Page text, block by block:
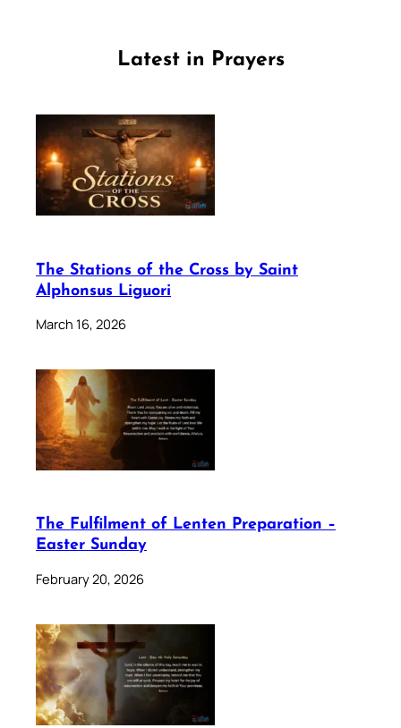
Latest in Prayers
The Stations of the Cross by Saint
Alphonsus Liguori
March 16, 2026
The Fulfilment of Lenten Preparation –
Easter Sunday
February 20, 2026